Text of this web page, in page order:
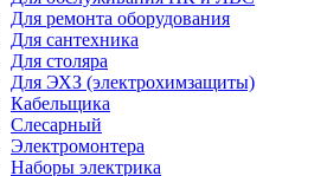
Для ремонта оборудования
Для сантехника
Для столяра
Для ЭХЗ (электрохимзащиты)
Кабельщика
Слесарный
Электромонтера
Наборы электрика